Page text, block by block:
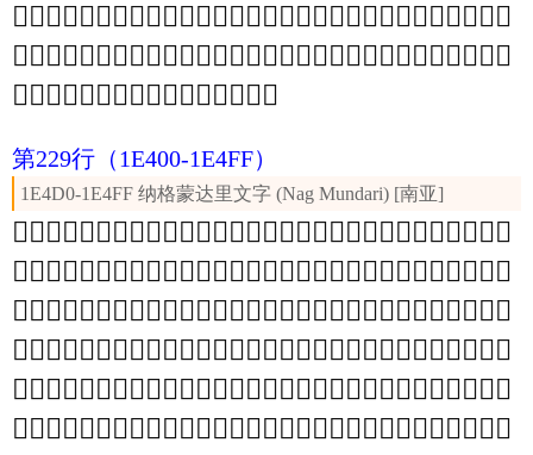
𞎴𞎵𞎶𞎷𞎸𞎹𞎺𞎻𞎼𞎽𞎾𞎿𞏀𞏁𞏂𞏃𞏄𞏅𞏆𞏇𞏈𞏉𞏊𞏋𞏌𞏍𞏎𞏏𞏐𞏑
𞏒𞏓𞏔𞏕𞏖𞏗𞏘𞏙𞏚𞏛𞏜𞏝𞏞𞏟𞏠𞏡𞏢𞏣𞏤𞏥𞏦𞏧𞏨𞏩𞏪𞏫𞏬𞏭𞏮𞏯
𞏰𞏱𞏲𞏳𞏴𞏵𞏶𞏷𞏸𞏹𞏺𞏻𞏼𞏽𞏾𞏿
第229行 （1E400-1E4FF）
1E4D0-1E4FF 纳格蒙达里文字 (Nag Mundari) [南亚]
𞐀𞐁𞐂𞐃𞐄𞐅𞐆𞐇𞐈𞐉𞐊𞐋𞐌𞐍𞐎𞐏𞐐𞐑𞐒𞐓𞐔𞐕𞐖𞐗𞐘𞐙𞐚𞐛𞐜𞐝
𞐞𞐟𞐠𞐡𞐢𞐣𞐤𞐥𞐦𞐧𞐨𞐩𞐪𞐫𞐬𞐭𞐮𞐯𞐰𞐱𞐲𞐳𞐴𞐵𞐶𞐷𞐸𞐹𞐺𞐻
𞐼𞐽𞐾𞐿𞑀𞑁𞑂𞑃𞑄𞑅𞑆𞑇𞑈𞑉𞑊𞑋𞑌𞑍𞑎𞑏𞑐𞑑𞑒𞑓𞑔𞑕𞑖𞑗𞑘𞑙
𞑚𞑛𞑜𞑝𞑞𞑟𞑠𞑡𞑢𞑣𞑤𞑥𞑦𞑧𞑨𞑩𞑪𞑫𞑬𞑭𞑮𞑯𞑰𞑱𞑲𞑳𞑴𞑵𞑶𞑷
𞑸𞑹𞑺𞑻𞑼𞑽𞑾𞑿𞒀𞒁𞒂𞒃𞒄𞒅𞒆𞒇𞒈𞒉𞒊𞒋𞒌𞒍𞒎𞒏𞒐𞒑𞒒𞒓𞒔𞒕
𞒖𞒗𞒘𞒙𞒚𞒛𞒜𞒝𞒞𞒟𞒠𞒡𞒢𞒣𞒤𞒥𞒦𞒧𞒨𞒩𞒪𞒫𞒬𞒭𞒮𞒯𞒰𞒱𞒲𞒳